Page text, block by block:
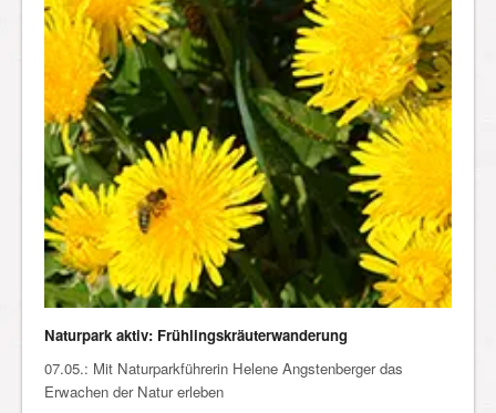
Naturpark aktiv: Frühlingskräuterwanderung
07.05.: Mit Naturparkführerin Helene Angstenberger das
Erwachen der Natur erleben